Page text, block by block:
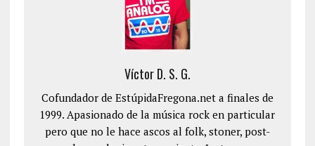
Víctor D. S. G.
Cofundador de EstúpidaFregona.net a finales de
1999. Apasionado de la música rock en particular
pero que no le hace ascos al folk, stoner, post-